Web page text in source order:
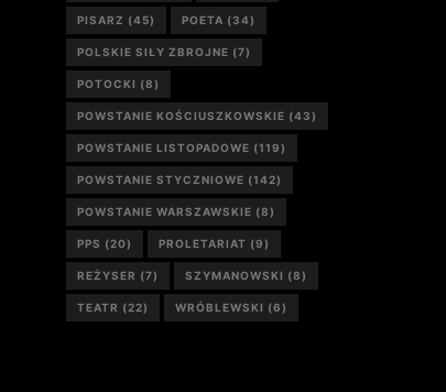
PISARZ (45) POETA (34)
POLSKIE SIŁY ZBROJNE (7)
POTOCKI (8)
POWSTANIE KOŚCIUSZKOWSKIE (43)
POWSTANIE LISTOPADOWE (119)
POWSTANIE STYCZNIOWE (142)
POWSTANIE WARSZAWSKIE (8)
PPS (20) PROLETARIAT (9)
REŻYSER (7) SZYMANOWSKI (8)
TEATR (22) WRÓBLEWSKI (6)